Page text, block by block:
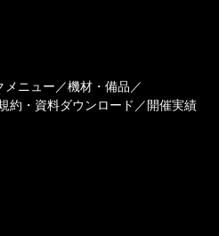
メニュー
機材・備品
約・資料ダウンロード 開催実績